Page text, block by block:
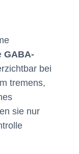
GABA-
bei
tremens,
sie nur